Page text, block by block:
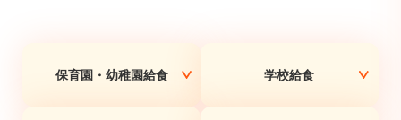
保育園・幼稚園給食 学校給食